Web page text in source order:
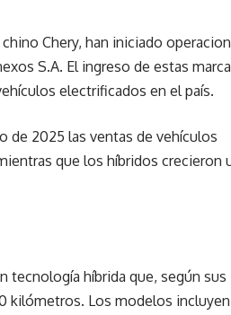
Chery, han iniciado
S.A. El ingreso de estas
electrificados en el país.
de 2025 las ventas de vehículos
que los híbridos crecieron
tecnología híbrida que, según sus
kilómetros. Los modelos incluyen